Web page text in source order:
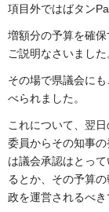
項目外ではばタン
増額分の予算を確
ご説明なさいました
その場で県議会に
べられました。
これについて、翌
委員からその知事
は議会承認はとっ
るとか、その予算
政を運営されるべき